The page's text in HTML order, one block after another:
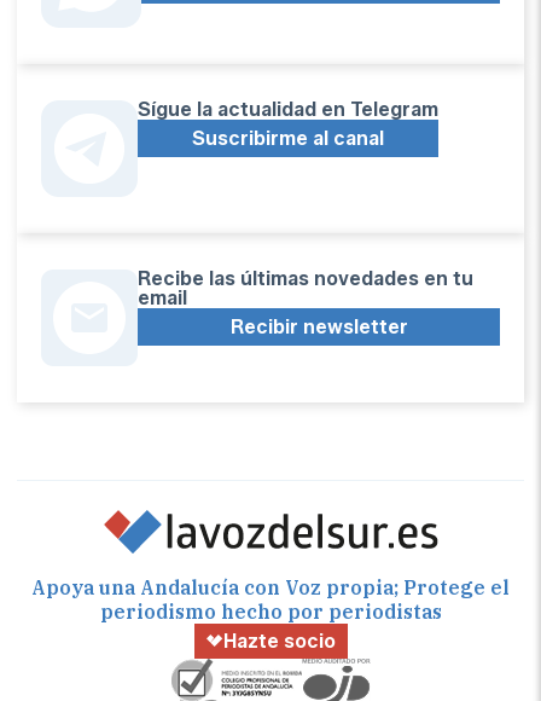
Sígue la actualidad en Telegram
Suscribirme al canal
Recibe las últimas novedades en tu
email
Recibir newsletter
Apoya una Andalucía con Voz propia; Protege el
periodismo hecho por periodistas
Hazte socio